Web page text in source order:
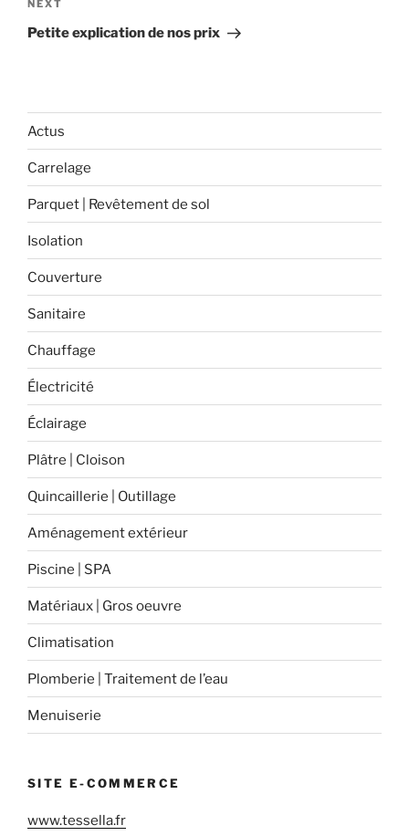
Next
Post
NEXT
Petite explication de nos prix
Actus
Carrelage
Parquet | Revêtement de sol
Isolation
Couverture
Sanitaire
Chauffage
Électricité
Éclairage
Plâtre | Cloison
Quincaillerie | Outillage
Aménagement extérieur
Piscine | SPA
Matériaux | Gros oeuvre
Climatisation
Plomberie | Traitement de l’eau
Menuiserie
SITE E-COMMERCE
www.tessella.fr